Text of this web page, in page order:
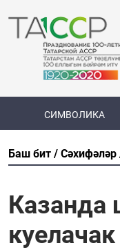
СИМВОЛИКА
Баш бит Сәхифәләр
Казанда
куелачак